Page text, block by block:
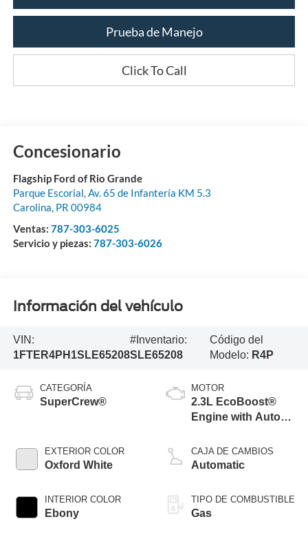
Prueba de Manejo
Click To Call
Concesionario
Flagship Ford of Rio Grande
Parque Escorial, Av. 65 de Infantería KM 5.3
Carolina, PR 00984
Ventas: 787-303-6025
Servicio y piezas: 787-303-6026
Información del vehículo
VIN:
1FTER4PH1SLE65208
#Inventario:
SLE65208
Código del
Modelo: R4P
CATEGORÍA
SuperCrew®
EXTERIOR COLOR
Oxford White
INTERIOR COLOR
Ebony
MOTOR
2.3L EcoBoost®
Engine with Auto
Technology
CAJA DE CAMBIOS
Automatic
TIPO DE COMBUSTIBLE
Gas